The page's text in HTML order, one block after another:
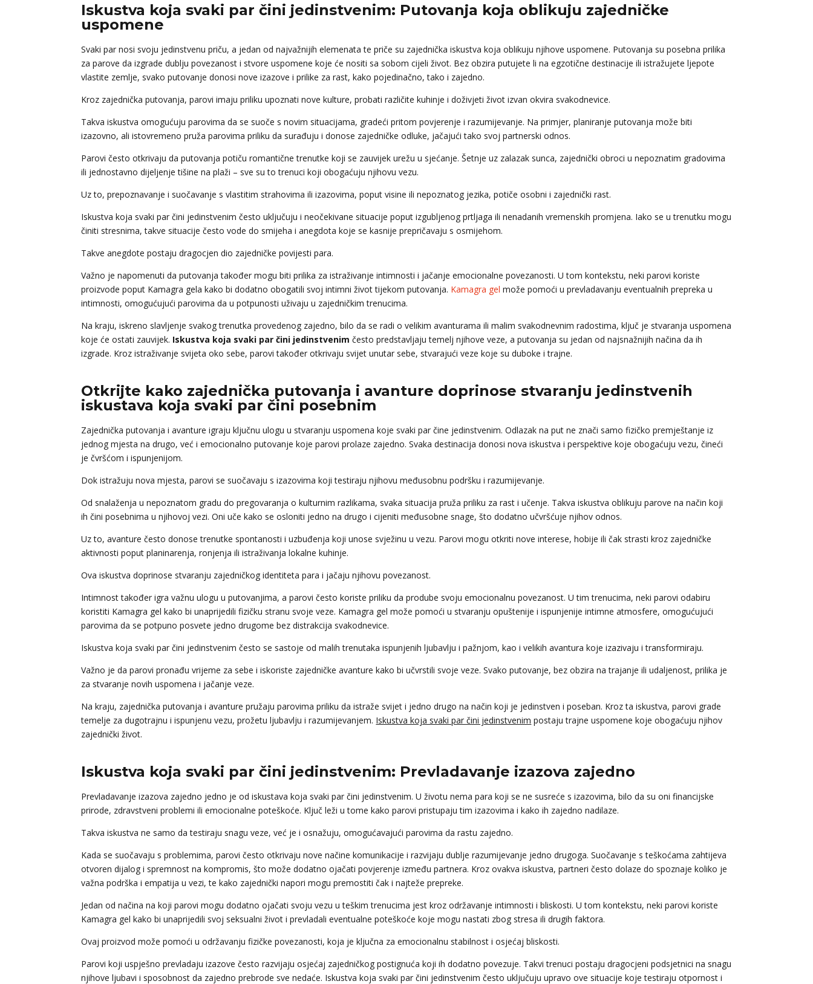
Iskustva koja svaki par čini jedinstvenim: Putovanja koja oblikuju zajedničke
uspomene
Svaki par nosi svoju jedinstvenu priču, a jedan od najvažnijih elemenata te priče su zajednička iskustva koja oblikuju njihove uspomene. Putovanja su posebna prilika
za parove da izgrade dublju povezanost i stvore uspomene koje će nositi sa sobom cijeli život. Bez obzira putujete li na egzotične destinacije ili istražujete ljepote
vlastite zemlje, svako putovanje donosi nove izazove i prilike za rast, kako pojedinačno, tako i zajedno.
Kroz zajednička putovanja, parovi imaju priliku upoznati nove kulture, probati različite kuhinje i doživjeti život izvan okvira svakodnevice.
Takva iskustva omogućuju parovima da se suoče s novim situacijama, gradeći pritom povjerenje i razumijevanje. Na primjer, planiranje putovanja može biti
izazovno, ali istovremeno pruža parovima priliku da surađuju i donose zajedničke odluke, jačajući tako svoj partnerski odnos.
Parovi često otkrivaju da putovanja potiču romantične trenutke koji se zauvijek urežu u sjećanje. Šetnje uz zalazak sunca, zajednički obroci u nepoznatim gradovima
ili jednostavno dijeljenje tišine na plaži – sve su to trenuci koji obogaćuju njihovu vezu.
Uz to, prepoznavanje i suočavanje s vlastitim strahovima ili izazovima, poput visine ili nepoznatog jezika, potiče osobni i zajednički rast.
Iskustva koja svaki par čini jedinstvenim često uključuju i neočekivane situacije poput izgubljenog prtljaga ili nenadanih vremenskih promjena. Iako se u trenutku mogu
činiti stresnima, takve situacije često vode do smijeha i anegdota koje se kasnije prepričavaju s osmijehom.
Takve anegdote postaju dragocjen dio zajedničke povijesti para.
Važno je napomenuti da putovanja također mogu biti prilika za istraživanje intimnosti i jačanje emocionalne povezanosti. U tom kontekstu, neki parovi koriste
proizvode poput Kamagra gela kako bi dodatno obogatili svoj intimni život tijekom putovanja. Kamagra gel može pomoći u prevladavanju eventualnih prepreka u
intimnosti, omogućujući parovima da u potpunosti uživaju u zajedničkim trenucima.
Na kraju, iskreno slavljenje svakog trenutka provedenog zajedno, bilo da se radi o velikim avanturama ili malim svakodnevnim radostima, ključ je stvaranja uspomena
koje će ostati zauvijek. Iskustva koja svaki par čini jedinstvenim često predstavljaju temelj njihove veze, a putovanja su jedan od najsnažnijih načina da ih
izgrade. Kroz istraživanje svijeta oko sebe, parovi također otkrivaju svijet unutar sebe, stvarajući veze koje su duboke i trajne.
Otkrijte kako zajednička putovanja i avanture doprinose stvaranju jedinstvenih
iskustava koja svaki par čini posebnim
Zajednička putovanja i avanture igraju ključnu ulogu u stvaranju uspomena koje svaki par čine jedinstvenim. Odlazak na put ne znači samo fizičko premještanje iz
jednog mjesta na drugo, već i emocionalno putovanje koje parovi prolaze zajedno. Svaka destinacija donosi nova iskustva i perspektive koje obogaćuju vezu, čineći
je čvršćom i ispunjenijom.
Dok istražuju nova mjesta, parovi se suočavaju s izazovima koji testiraju njihovu međusobnu podršku i razumijevanje.
Od snalaženja u nepoznatom gradu do pregovaranja o kulturnim razlikama, svaka situacija pruža priliku za rast i učenje. Takva iskustva oblikuju parove na način koji
ih čini posebnima u njihovoj vezi. Oni uče kako se osloniti jedno na drugo i cijeniti međusobne snage, što dodatno učvršćuje njihov odnos.
Uz to, avanture često donose trenutke spontanosti i uzbuđenja koji unose svježinu u vezu. Parovi mogu otkriti nove interese, hobije ili čak strasti kroz zajedničke
aktivnosti poput planinarenja, ronjenja ili istraživanja lokalne kuhinje.
Ova iskustva doprinose stvaranju zajedničkog identiteta para i jačaju njihovu povezanost.
Intimnost također igra važnu ulogu u putovanjima, a parovi često koriste priliku da prodube svoju emocionalnu povezanost. U tim trenucima, neki parovi odabiru
koristiti Kamagra gel kako bi unaprijedili fizičku stranu svoje veze. Kamagra gel može pomoći u stvaranju opuštenije i ispunjenije intimne atmosfere, omogućujući
parovima da se potpuno posvete jedno drugome bez distrakcija svakodnevice.
Iskustva koja svaki par čini jedinstvenim često se sastoje od malih trenutaka ispunjenih ljubavlju i pažnjom, kao i velikih avantura koje izazivaju i transformiraju.
Važno je da parovi pronađu vrijeme za sebe i iskoriste zajedničke avanture kako bi učvrstili svoje veze. Svako putovanje, bez obzira na trajanje ili udaljenost, prilika je
za stvaranje novih uspomena i jačanje veze.
Na kraju, zajednička putovanja i avanture pružaju parovima priliku da istraže svijet i jedno drugo na način koji je jedinstven i poseban. Kroz ta iskustva, parovi grade
temelje za dugotrajnu i ispunjenu vezu, prožetu ljubavlju i razumijevanjem. Iskustva koja svaki par čini jedinstvenim postaju trajne uspomene koje obogaćuju njihov
zajednički život.
Iskustva koja svaki par čini jedinstvenim: Prevladavanje izazova zajedno
Prevladavanje izazova zajedno jedno je od iskustava koja svaki par čini jedinstvenim. U životu nema para koji se ne susreće s izazovima, bilo da su oni financijske
prirode, zdravstveni problemi ili emocionalne poteškoće. Ključ leži u tome kako parovi pristupaju tim izazovima i kako ih zajedno nadilaze.
Takva iskustva ne samo da testiraju snagu veze, već je i osnažuju, omogućavajući parovima da rastu zajedno.
Kada se suočavaju s problemima, parovi često otkrivaju nove načine komunikacije i razvijaju dublje razumijevanje jedno drugoga. Suočavanje s teškoćama zahtijeva
otvoren dijalog i spremnost na kompromis, što može dodatno ojačati povjerenje između partnera. Kroz ovakva iskustva, partneri često dolaze do spoznaje koliko je
važna podrška i empatija u vezi, te kako zajednički napori mogu premostiti čak i najteže prepreke.
Jedan od načina na koji parovi mogu dodatno ojačati svoju vezu u teškim trenucima jest kroz održavanje intimnosti i bliskosti. U tom kontekstu, neki parovi koriste
Kamagra gel kako bi unaprijedili svoj seksualni život i prevladali eventualne poteškoće koje mogu nastati zbog stresa ili drugih faktora.
Ovaj proizvod može pomoći u održavanju fizičke povezanosti, koja je ključna za emocionalnu stabilnost i osjećaj bliskosti.
Parovi koji uspješno prevladaju izazove često razvijaju osjećaj zajedničkog postignuća koji ih dodatno povezuje. Takvi trenuci postaju dragocjeni podsjetnici na snagu
njihove ljubavi i sposobnost da zajedno prebrode sve nedaće. Iskustva koja svaki par čini jedinstvenim često uključuju upravo ove situacije koje testiraju otpornost i